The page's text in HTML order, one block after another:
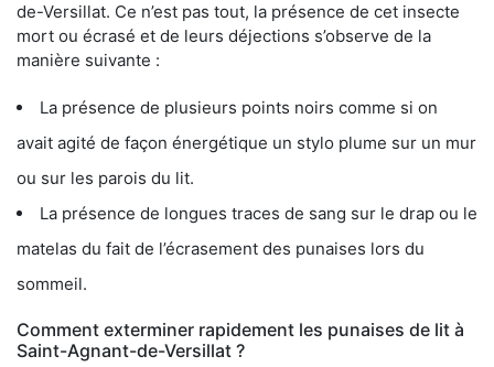
de-Versillat. Ce n’est pas tout, la présence de cet insecte
mort ou écrasé et de leurs déjections s’observe de la
manière suivante :
La présence de plusieurs points noirs comme si on
avait agité de façon énergétique un stylo plume sur un mur
ou sur les parois du lit.
La présence de longues traces de sang sur le drap ou le
matelas du fait de l’écrasement des punaises lors du
sommeil.
Comment exterminer rapidement les punaises de lit à
Saint-Agnant-de-Versillat ?